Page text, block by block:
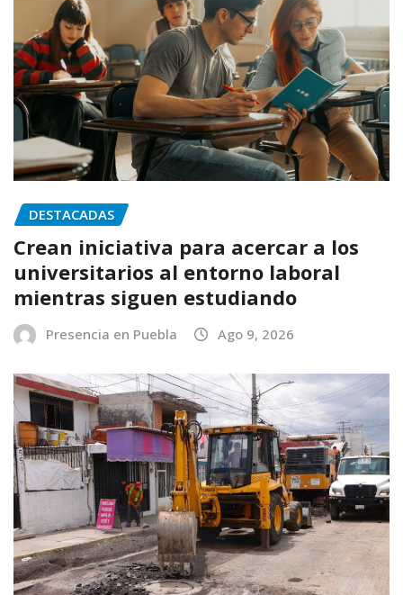
DESTACADAS
Crean iniciativa para acercar a los
universitarios al entorno laboral
mientras siguen estudiando
Presencia en Puebla Ago 9, 2026